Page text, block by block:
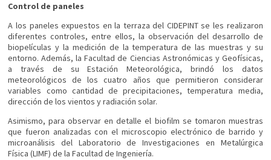
Control de paneles
A los paneles expuestos en la terraza del CIDEPINT se les realizaron
diferentes controles, entre ellos, la observación del desarrollo de
biopelículas y la medición de la temperatura de las muestras y su
entorno. Además, la Facultad de Ciencias Astronómicas y Geofísicas,
a través de su Estación Meteorológica, brindó los datos
meteorológicos de los cuatro años que permitieron considerar
variables como cantidad de precipitaciones, temperatura media,
dirección de los vientos y radiación solar.
Asimismo, para observar en detalle el biofilm se tomaron muestras
que fueron analizadas con el microscopio electrónico de barrido y
microanálisis del Laboratorio de Investigaciones en Metalúrgica
Física (LIMF) de la Facultad de Ingeniería.